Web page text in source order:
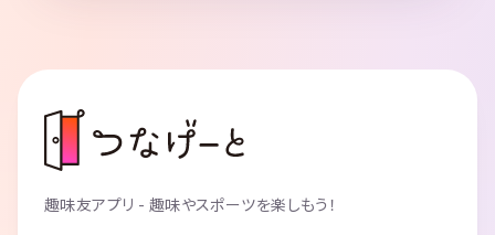
趣味友アプリ - 趣味やスポーツを楽しもう！